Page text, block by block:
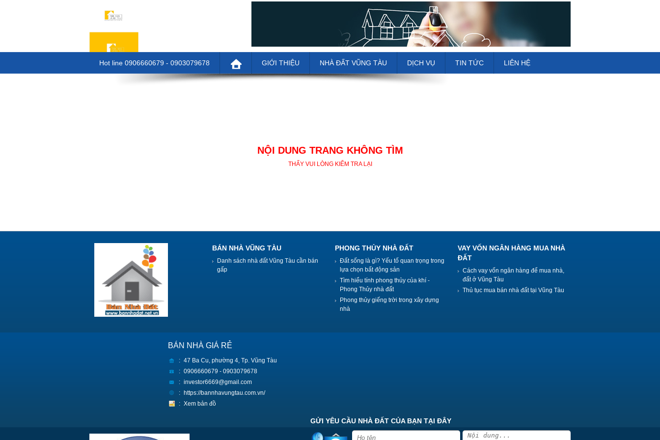
Hot line 0906660679 - 0903079678 GIỚI THIỆU NHÀ ĐẤT VŨNG TÀU DỊCH VỤ TIN TỨC LIÊN HỆ
NỘI DUNG TRANG KHÔNG TÌM
THẤY VUI LÒNG KIỂM TRA LẠI
BÁN NHÀ VŨNG TÀU
Danh sách nhà đất Vũng Tàu cần bán
gấp
PHONG THỦY NHÀ ĐẤT
Đất sống là gì? Yếu tố quan trọng trong
lựa chọn bất động sản
Tìm hiểu tính phong thủy của khí -
Phong Thủy nhà đất
Phong thủy giếng trời trong xây dựng
nhà
VAY VỐN NGÂN HÀNG MUA NHÀ
ĐẤT
Cách vay vốn ngân hàng để mua nhà,
đất ở Vũng Tàu
Thủ tục mua bán nhà đất tại Vũng Tàu
BÁN NHÀ GIÁ RẺ
: 47 Ba Cu, phường 4, Tp. Vũng Tàu
: 0906660679 - 0903079678
: investor6669@gmail.com
:
https://bannhavungtau.com.vn/
: Xem bản đồ
GỬI YÊU CẦU NHÀ ĐẤT CỦA BẠN TẠI ĐÂY